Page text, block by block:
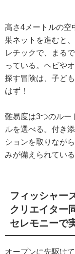
高さ4メートルの空
巣ネットを進むと
レチックで、まる
っている。ヘビや
探す冒険は、子ど
はず！
難易度は3つのルー
ルを選べる。付き
ションを取りなが
みが備えられている
フィッシャー
クリエイター
セレモニーで
オープンに先駆け